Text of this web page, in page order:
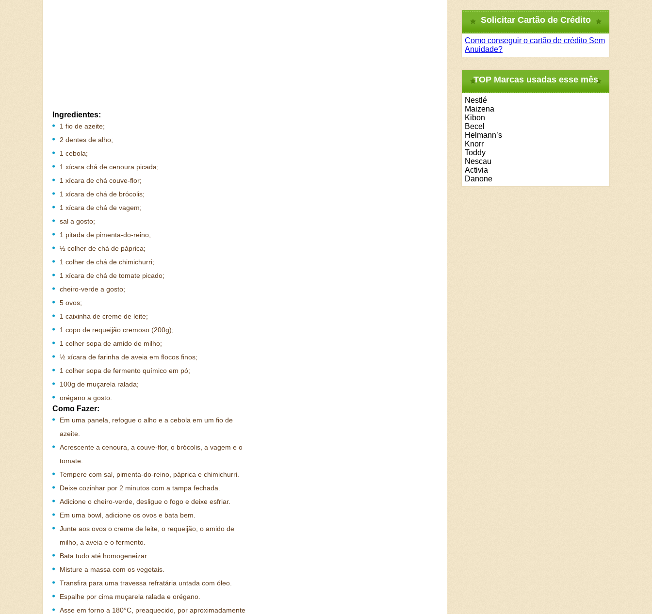
Ingredientes:
1 fio de azeite;
2 dentes de alho;
1 cebola;
1 xícara chá de cenoura picada;
1 xícara de chá couve-flor;
1 xícara de chá de brócolis;
1 xícara de chá de vagem;
sal a gosto;
1 pitada de pimenta-do-reino;
½ colher de chá de páprica;
1 colher de chá de chimichurri;
1 xícara de chá de tomate picado;
cheiro-verde a gosto;
5 ovos;
1 caixinha de creme de leite;
1 copo de requeijão cremoso (200g);
1 colher sopa de amido de milho;
½ xícara de farinha de aveia em flocos finos;
1 colher sopa de fermento químico em pó;
100g de muçarela ralada;
orégano a gosto.
Como Fazer:
Em uma panela, refogue o alho e a cebola em um fio de
azeite.
Acrescente a cenoura, a couve-flor, o brócolis, a vagem e o
tomate.
Tempere com sal, pimenta-do-reino, páprica e chimichurri.
Deixe cozinhar por 2 minutos com a tampa fechada.
Adicione o cheiro-verde, desligue o fogo e deixe esfriar.
Em uma bowl, adicione os ovos e bata bem.
Junte aos ovos o creme de leite, o requeijão, o amido de
milho, a aveia e o fermento.
Bata tudo até homogeneizar.
Misture a massa com os vegetais.
Transfira para uma travessa refratária untada com óleo.
Espalhe por cima muçarela ralada e orégano.
Asse em forno a 180°C, preaquecido, por aproximadamente
Solicitar Cartão de Crédito
Como conseguir o cartão de crédito Sem
Anuidade?
TOP Marcas usadas esse mês
Nestlé
Maizena
Kibon
Becel
Helmann’s
Knorr
Toddy
Nescau
Activia
Danone